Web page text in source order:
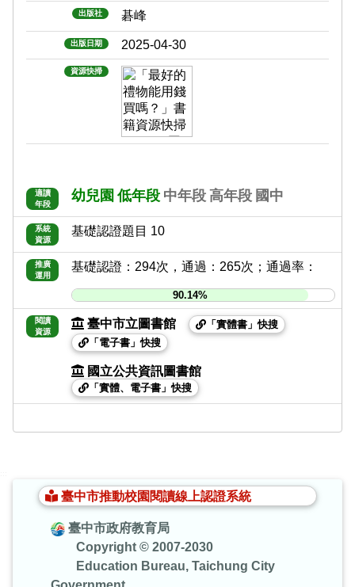
出版社 碁峰
出版日期 2025-04-30
資源快掃
適讀
年段
幼兒園 低年段 中年段 高年段 國中
系統
資源
基礎認證題目 10
推廣
運用
基礎認證：294次，通過：265次；通過率：
90.14%
閱讀
資源
臺中市立圖書館
「實體書」快搜
「電子書」快搜
國立公共資訊圖書館
「實體、電子書」快搜
臺中市推動校園閱讀線上認證系統
臺中市政府教育局
Copyright © 2007-2030
Education Bureau, Taichung City